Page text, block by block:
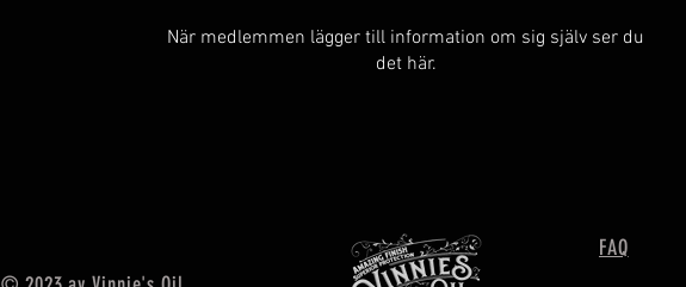
När medlemmen lägger till information om sig själv ser du
det här.
FAQ